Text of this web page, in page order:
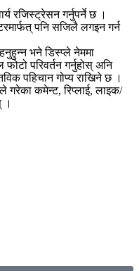
रजिस्ट्रेसन गर्नुपर्ने छ ।
पनि सजिलै लगइन गर्न
भने डिस्प्ले नेममा
परिवर्तन गर्नुहोस् अनि
पहिचान गोप्य राखिने छ ।
गरेका कमेन्ट, रिप्लाई, लाइक/
।